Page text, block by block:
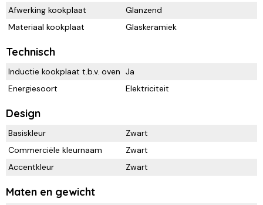
Afwerking kookplaat
Glanzend
Materiaal kookplaat
Glaskeramiek
Technisch
Inductie kookplaat t.b.v. oven Ja
Energiesoort
Elektriciteit
Design
Basiskleur
Zwart
Commerciële kleurnaam
Zwart
Accentkleur
Zwart
Maten en gewicht